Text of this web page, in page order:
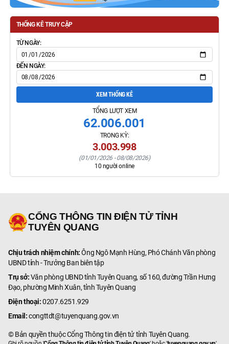
THỐNG KÊ TRUY CẬP
TỪ NGÀY:
ĐẾN NGÀY:
XEM THỐNG KÊ
TỔNG LƯỢT XEM
62.006.001
TRONG KỲ:
3.003.998
(01/01/2026 -08/08/2026)
10 người online
CỔNG THÔNG TIN ĐIỆN TỬ TỈNH
TUYÊN QUANG
Chịu trách nhiệm chính:Ông Ngô Mạnh Hùng, Phó Chánh Văn phòng
UBND tỉnh - Trưởng Ban biên tập
Trụ sở:Văn phòng UBND tỉnh Tuyên Quang, số 160, đường Trần Hưng
Đạo, phường Minh Xuân, tỉnh Tuyên Quang
Điện thoại:0207.6251.929
Email: congttdt@tuyenquang.gov.vn
© Bản quyền thuộc Cổng Thông tin điện tử tỉnh Tuyên Quang.